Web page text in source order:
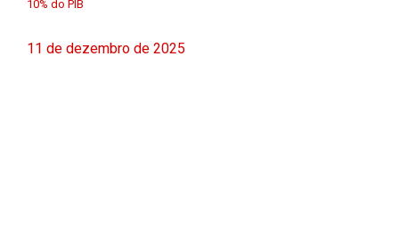
10% do PIB
11 de dezembro de 2025